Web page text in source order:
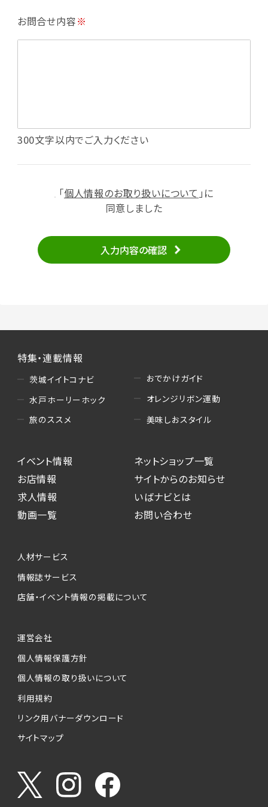
・メールマガジンの配信
・本サービスに関する規約等の変更の通知
・投稿したクチコミ情報、写真の本サービスへの
・メールマガジン、お知らせ、広告等の配信
（2）ユーザーからのお問い合わせへの対応
せの内容確認、返答
・当サービスの品質改善
・読者プレゼント、アンケート等、当サービスが実
施するキャンペーンの抽選、当選者への連絡及
び発送 ・ユーザーの趣向や属性情報等の分析
（5）広告主への問い合わせ・応募等への対応
・本サービスを通じて求人広告に応募した際の
選考に関する連絡
・本サービスを通じて店舗への来店予約を登録
した際の内容確認、返答
本サービスが収集する個人情報は、ご本人の意
ービスの実施にあたりそれぞれ必要となる項目
を入力いただかない場合は、各々のサービスを
個人情報の第三者への提供について
当社は、以下の提供先に対して個人情報を提供
します。
(1)お客様が求人応募フォームより個人情報を
送信した事業主（広告主）への提供
お客様が求職活動・応募等を行った企業による
うやりとり・情報提供（採否・合否の検討を含み
ます）
お問合せ内容※
300文字以内でご入力ください
「個人情報のお取り扱いについて 」に
同意しました
入力内容の確認
特集・連載情報
茨城イイトコナビ
水戸ホーリーホック
旅のススメ
おでかけガイド
オレンジリボン運動
美味しおスタイル
イベント情報
お店情報
求人情報
動画一覧
ネットショップ一覧
サイトからのお知らせ
いばナビとは
お問い合わせ
人材サービス
情報誌サービス
店舗・イベント情報の掲載について
運営会社
個人情報保護方針
個人情報の取り扱いについて
利用規約
リンク用バナーダウンロード
サイトマップ